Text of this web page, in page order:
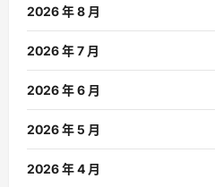
2026 年 8 月
2026 年 7 月
2026 年 6 月
2026 年 5 月
2026 年 4 月